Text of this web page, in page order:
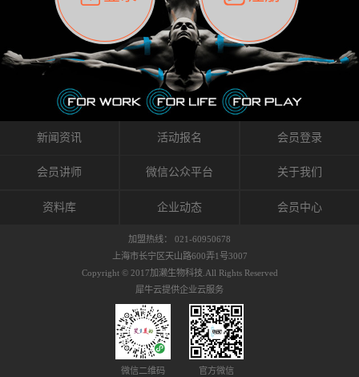
皮肤的敏感度也有不同。因此我们KINESIO要做
的，是在研发生产过程中竭尽全力的降低致敏
性，减少贴布本身带来的致敏率。那到底是什
么原因引起的过敏瘙痒呢？我整理了以下内容
仅供大家参考，希望能给予大家帮助。首先我
们分析解剖下过敏的原因，然后简说一下
KINESIO贴布贴扎后预防应对。我把导致过敏的
原因，简单分为外因和内因。外因1，贴布贴布
括：1）面料的伸展率、回缩率、纤维的刺激
能会给皮肤带来过度的刺激，从而引起过敏瘙
有毒细菌和无毒细菌，它们起着保持身体平衡
的作用。 Kinesio肌内效贴不像药物那样在短时
间内表现出症状，而是通过花费时间创造一个
对身体没有伤害（副作用等）的环境来减轻症
状。 但是，由于营养、精神、运动的平衡被破
坏，各种细胞就会发生病态变化。 在一定的状
态下，细胞因子会自动捕捉异常，并在细胞之
间传递适当的修复信息。可以收集各自所需的
因子级联；细胞因子的连锁反应）。 如果这种
者甚至提供不需要的物质。 因此，身体所需的
自然愈合能力不仅不能发挥作用，反而会造成
恶化的环境。Kinesio肌内效贴的作用，就是解
决这些问题。 KinesioTaping ® （Kinesio贴扎
疗法）的概念是空（空间），动（流动），冷
（抑制热的上升），为了实现这些，贴布的质
作出来。 特别地，Kinesio Medical
Tappling®（Kinesio医疗贴扎）通过从皮肤表面
长时间给予适...
肤上下左右运动，有效的辅助修复关节周围组
织的筋膜。它可以作用于关节或肌肉表面，释
放压力，刺激深层筋膜。“雪花”贴扎疗法是一
种可以改变肌肉、筋膜和间质液之间自然流动
关系的方法。 间质液间质被称为人体的新器
官。研究人员认为，整个身体的网络是由坚韧
且柔软的蛋白质结构所支撑的相互连接的充满
流体的空间构成的。如果作为脏器，这是人体
最大的脏器，约占体重的20%（相比之下，皮
内流通，有助于细胞的再生和恢复。“1”“雪花”
周围进行轻柔的刺激，改善受影响的关节和肌
到辅助修复损伤组织的作用。对组织的营养供
膜，韧带和关节周围皮下组织的关节囊。 流
体力学理论加濑博士-Kinesio肌内效贴布的发明
人流体力学理论是以对日常生活产生反复影响
的纤细筋膜的性质为焦点。 筋膜容易受到外部
新闻资讯 活动报名 会员登录
会员讲师 微信公众平台 关于我们
资料库 企业动态 会员中心
加盟热线： 021-60950678
上海市长宁区天山路600弄1号3007
Copyright © 2017加濑生物科技.All Rights Reserved
犀牛云提供企业云服务
微信二维码 官方微信